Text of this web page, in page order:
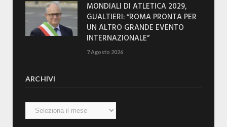
MONDIALI DI ATLETICA 2029,
GUALTIERI: “ROMA PRONTA PER
UN ALTRO GRANDE EVENTO
INTERNAZIONALE”
7 Agosto 2026
ARCHIVI
Archivi